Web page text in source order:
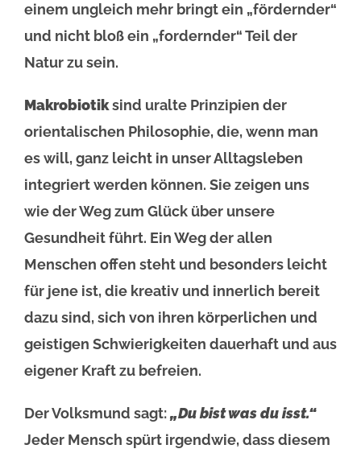
einem ungleich mehr bringt ein „fördernder“
und nicht bloß ein „fordernder“ Teil der
Natur zu sein.
Makrobiotiksind uralte Prinzipien der
orientalischen Philosophie, die, wenn man
es will, ganz leicht in unser Alltagsleben
integriert werden können. Sie zeigen uns
wie der Weg zum Glück über unsere
Gesundheit führt. Ein Weg der allen
Menschen offen steht und besonders leicht
für jene ist, die kreativ und innerlich bereit
dazu sind, sich von ihren körperlichen und
geistigen Schwierigkeiten dauerhaft und aus
eigener Kraft zu befreien.
Der Volksmund sagt:„Du bist was du isst.“
Jeder Mensch spürt irgendwie, dass diesem